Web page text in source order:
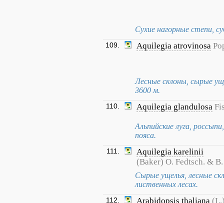
Сухие нагорные степи,
109. Aquilegia atrovinosa
Лесные склоны, сырые
3600 м.
110. Aquilegia glandulosa
Альпийские луга,
пояса.
111.
Aquilegia karelinii
(Baker) O. Fedtsch. &
Сырые ущелья, лесные
лиственных лесах.
112. Arabidopsis thaliana